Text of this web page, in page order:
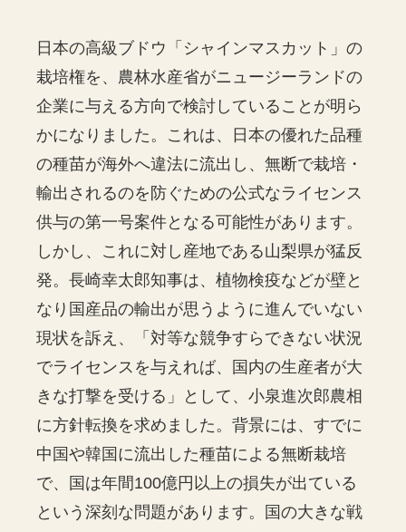
日本の高級ブドウ「シャインマスカット」の
栽培権を、農林水産省がニュージーランドの
企業に与える方向で検討していることが明ら
かになりました。これは、日本の優れた品種
の種苗が海外へ違法に流出し、無断で栽培・
輸出されるのを防ぐための公式なライセンス
供与の第一号案件となる可能性があります。
しかし、これに対し産地である山梨県が猛反
発。長崎幸太郎知事は、植物検疫などが壁と
なり国産品の輸出が思うように進んでいない
現状を訴え、「対等な競争すらできない状況
でライセンスを与えれば、国内の生産者が大
きな打撃を受ける」として、小泉進次郎農相
に方針転換を求めました。背景には、すでに
中国や韓国に流出した種苗による無断栽培
で、国は年間100億円以上の損失が出ている
という深刻な問題があります。国の大きな戦